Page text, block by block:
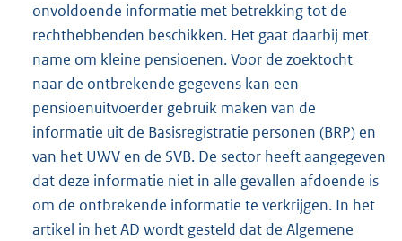
onvoldoende informatie met betrekking tot de
rechthebbenden beschikken. Het gaat daarbij met
name om kleine pensioenen. Voor de zoektocht
naar de ontbrekende gegevens kan een
pensioenuitvoerder gebruik maken van de
informatie uit de Basisregistratie personen (BRP) en
van het UWV en de SVB. De sector heeft aangegeven
dat deze informatie niet in alle gevallen afdoende is
om de ontbrekende informatie te verkrijgen. In het
artikel in het AD wordt gesteld dat de Algemene